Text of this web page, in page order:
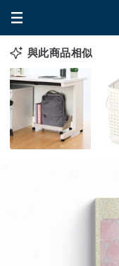
與此商品相似